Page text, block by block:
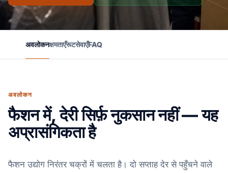
अवलोकनक्षमताएँरूटसेवाएँFAQ
अवलोकन
फैशन में, देरी सिर्फ़ नुकसान नहीं — यह
अप्रासंगिकता है
फैशन उद्योग निरंतर चक्रों में चलता है। दो सप्ताह देर से पहुँचने वाले